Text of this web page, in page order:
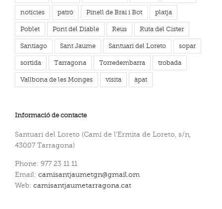
notícies patró Pinell de Brai i Bot platja
Poblet Pont del Diable Reus Ruta del Cister
Santiago Sant Jaume Santuari del Loreto sopar
sortida Tarragona Torredembarra trobada
Vallbona de les Monges visita àpat
Informació de contacte
Santuari del Loreto (Camí de l’Ermita de Loreto, s/n,
43007 Tarragona)
Phone: 977 23 11 11
Email: camisantjaumetgn@gmail.om
Web: camisantjaumetarragona.cat